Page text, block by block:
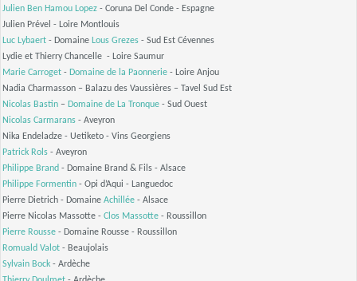
Julien Ben Hamou Lopez - Coruna Del Conde - Espagne
Julien Prével - Loire Montlouis
Luc Lybaert - Domaine Lous Grezes - Sud Est Cévennes
Lydie et Thierry Chancelle - Loire Saumur
Marie Carroget - Domaine de la Paonnerie - Loire Anjou
Nadia Charmasson – Balazu des Vaussières – Tavel Sud Est
Nicolas Bastin – Domaine de La Tronque - Sud Ouest
Nicolas Carmarans - Aveyron
Nika Endeladze - Uetiketo - Vins Georgiens
Patrick Rols - Aveyron
Philippe Brand - Domaine Brand & Fils - Alsace
Philippe Formentin - Opi d’Aqui - Languedoc
Pierre Dietrich - Domaine Achillée - Alsace
Pierre Nicolas Massotte - Clos Massotte - Roussillon
Pierre Rousse - Domaine Rousse - Roussillon
Romuald Valot - Beaujolais
Sylvain Bock - Ardèche